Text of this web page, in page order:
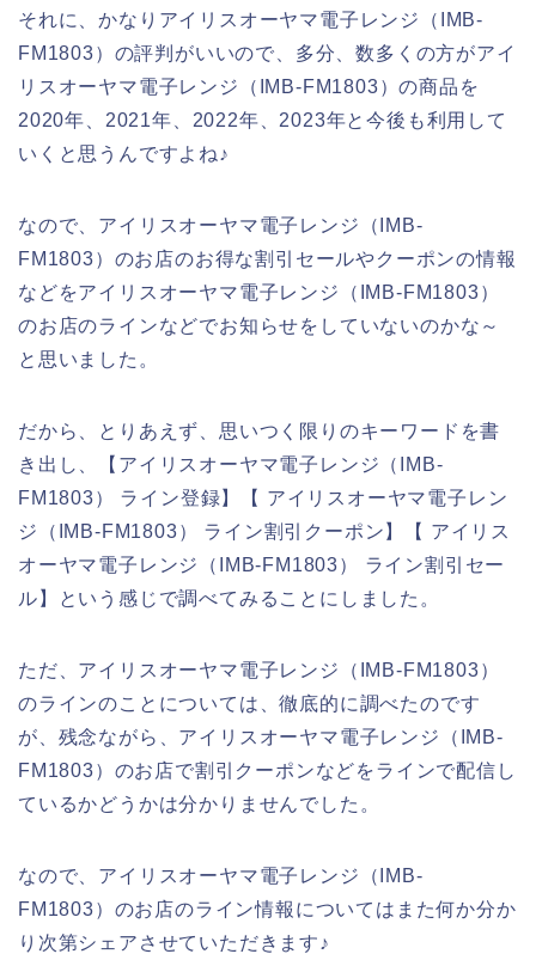
それに、かなりアイリスオーヤマ電子レンジ（IMB-
FM1803）の評判がいいので、多分、数多くの方がアイ
リスオーヤマ電子レンジ（IMB-FM1803）の商品を
2020年、2021年、2022年、2023年と今後も利用して
いくと思うんですよね♪
なので、アイリスオーヤマ電子レンジ（IMB-
FM1803）のお店のお得な割引セールやクーポンの情報
などをアイリスオーヤマ電子レンジ（IMB-FM1803）
のお店のラインなどでお知らせをしていないのかな～
と思いました。
だから、とりあえず、思いつく限りのキーワードを書
き出し、【アイリスオーヤマ電子レンジ（IMB-
FM1803） ライン登録】【 アイリスオーヤマ電子レン
ジ（IMB-FM1803） ライン割引クーポン】【 アイリス
オーヤマ電子レンジ（IMB-FM1803） ライン割引セー
ル】という感じで調べてみることにしました。
ただ、アイリスオーヤマ電子レンジ（IMB-FM1803）
のラインのことについては、徹底的に調べたのです
が、残念ながら、アイリスオーヤマ電子レンジ（IMB-
FM1803）のお店で割引クーポンなどをラインで配信し
ているかどうかは分かりませんでした。
なので、アイリスオーヤマ電子レンジ（IMB-
FM1803）のお店のライン情報についてはまた何か分か
り次第シェアさせていただきます♪